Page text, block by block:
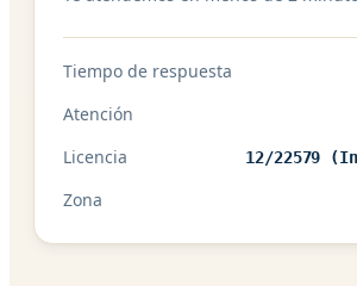
Tiempo de respuesta
Atención
Licencia 12/22579
Zona